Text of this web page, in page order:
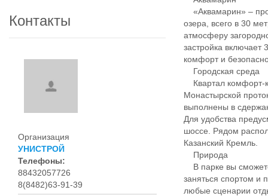
Контакты
Организация
УНИСТРОЙ
Телефоны:
88432057726
8(8482)63-91-39
«Аквамарин» –
озера, всего в 30
атмосферу
застройка
комфорт и
Городская среда
Квартал комфорт-
Монастырской
выполнены в
Для удобства
шоссе. Рядом
Казанский Кремль.
Природа
В парке вы
заняться спортом и
любые сценарии